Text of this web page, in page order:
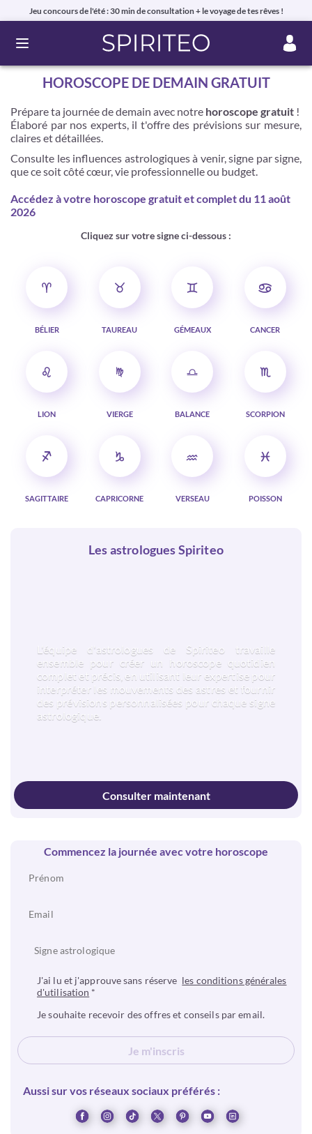
Jeu concours de l'été : 30 min de consultation + le voyage de tes rêves !
Ouvrir le menu
HOROSCOPE DE DEMAIN GRATUIT
Prépare ta journée de demain avec notre horoscope gratuit !
Élaboré par nos experts, il t'offre des prévisions sur mesure,
claires et détaillées.
Consulte les influences astrologiques à venir, signe par signe,
que ce soit côté cœur, vie professionnelle ou budget.
Accédez à votre horoscope gratuit et complet du 11 août
2026
Cliquez sur votre signe ci-dessous :
BÉLIER TAUREAU GÉMEAUX CANCER
LION VIERGE BALANCE SCORPION
SAGITTAIRE CAPRICORNE VERSEAU POISSON
Les astrologues Spiriteo
L'équipe d'astrologues de Spiriteo travaille
ensemble pour créer un horoscope quotidien
complet et précis, en utilisant leur expertise pour
interpréter les mouvements des astres et fournir
des prévisions personnalisées pour chaque signe
astrologique.
Consulter maintenant
Commencez la journée avec votre horoscope
Signe astrologique
J'ai lu et j'approuve sans réserve les conditions générales
d'utilisation *
Je souhaite recevoir des offres et conseils par email.
Je m'inscris
Aussi sur vos réseaux sociaux préférés :